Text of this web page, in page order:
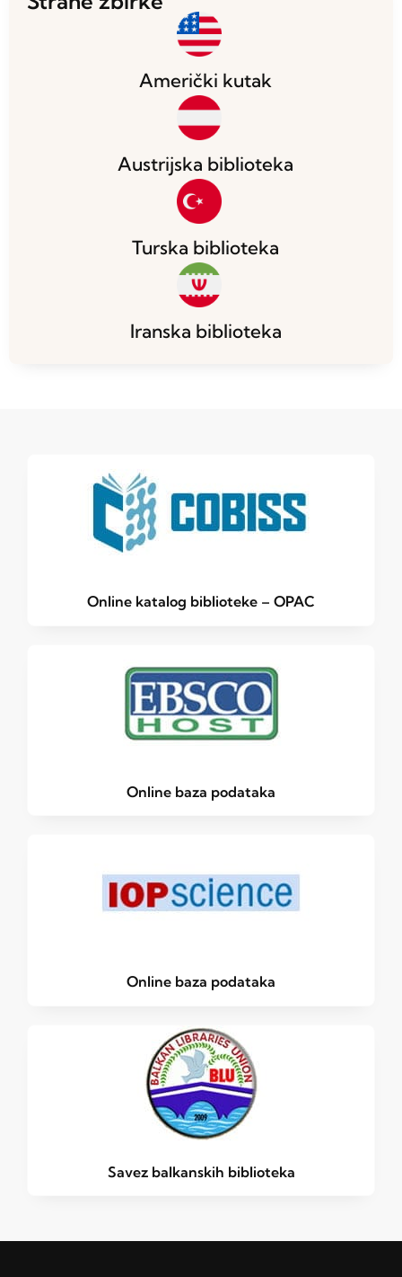
Američki kutak
Austrijska biblioteka
Turska biblioteka
Iranska biblioteka
Online katalog biblioteke – OPAC
Online baza podataka
Online baza podataka
Savez balkanskih biblioteka